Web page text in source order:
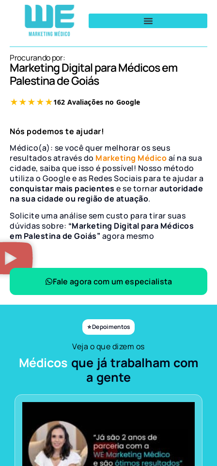
Procurando por:
Marketing Digital para Médicos em
Palestina de Goiás
Nós podemos te ajudar!
Médico(a): se você quer melhorar os seus
resultados através do Marketing Médicoaí na sua
cidade, saiba que isso é possível! Nosso método
utiliza o Google e as Redes Sociais para te ajudar a
conquistar mais pacientes e se tornarautoridade
na sua cidade ou região de atuação.
Solicite uma análise sem custo para tirar suas
dúvidas sobre: “Marketing Digital para Médicos
em Palestina de Goiás” agora mesmo
Fale agora com um especialista
⭐ Depoimentos
Veja o que dizem os
Médicos que já trabalham com
a gente